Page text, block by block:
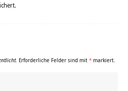
Erforderliche Felder sind mit * markiert.